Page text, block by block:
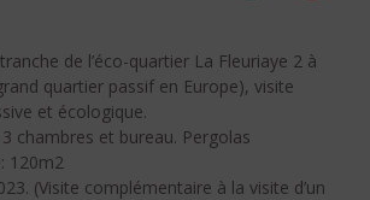
de l’éco-quartier La Fleuriaye 2 à
quartier passif en Europe), visite
et écologique.
chambres et bureau. Pergolas
120m2
(Visite complémentaire à la visite d’un